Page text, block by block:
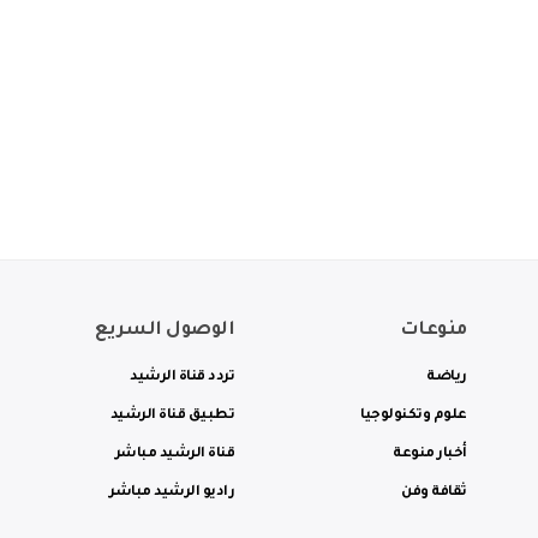
منوعات
رياضة
علوم وتكنولوجيا
أخبار منوعة
ثقافة وفن
الوصول السريع
تردد قناة الرشيد
تطبيق قناة الرشيد
قناة الرشيد مباشر
راديو الرشيد مباشر